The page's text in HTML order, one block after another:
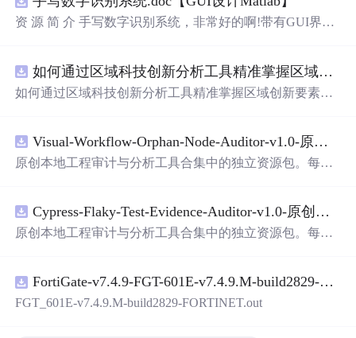
资 源 简 介 手写数字识别系统，非常好的啊!带有GUI界
带有直观的图形用户界面（GUI），非常容易使用。你只
需要将手写数字输入系统，它将立即给出准确的识别结
是一个非常方便和实用的工具，你一定会喜欢它的！
如何通过区域科技创新分析工具精准掌握区域创新要素分布与产业链融合现状？.docx
如何通过区域科技创新分析工具精准掌握区域创新要素分
Visual-Workflow-Orphan-Node-Auditor-v1.0-原创源码与文档.zip
原创本地工程审计与分析工具合集中的独立资源包。每个
README、运行说明、功能清单、MIT License及原创与授
权声明。解压后进入project目录，执行npm test验证算法，
目源码、Logo、官方截图、论文、生产日志或其他受限素
材。适合前端开发、AI应用工程、测试审计和课程实践。
Cypress-Flaky-Test-Evidence-Auditor-v1.0-原创源码与文档.zip
原创本地工程审计与分析工具合集中的独立资源包。每个
README、运行说明、功能清单、MIT License及原创与授
权声明。解压后进入project目录，执行npm test验证算法，
FortiGate-v7.4.9-FGT-601E-v7.4.9.M-build2829-FORTINET.out
FGT_601E-v7.4.9.M-build2829-FORTINET.out